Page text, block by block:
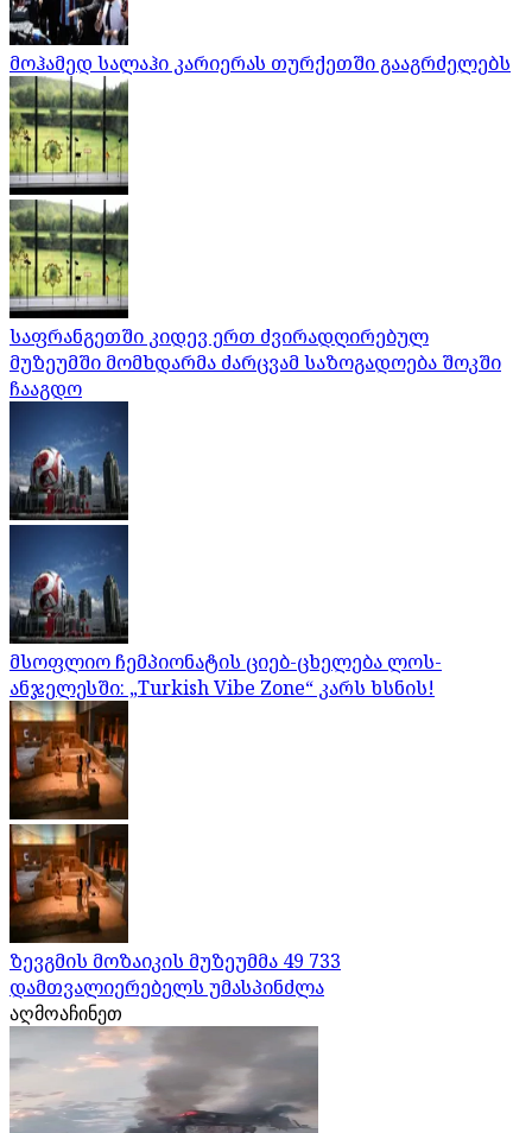
მოჰამედ სალაჰი კარიერას თურქეთში გააგრძელებს
საფრანგეთში კიდევ ერთ ძვირადღირებულ
მუზეუმში მომხდარმა ძარცვამ საზოგადოება შოკში
ჩააგდო
მსოფლიო ჩემპიონატის ციებ-ცხელება ლოს-
ანჯელესში: „Turkish Vibe Zone“ კარს ხსნის!
ზევგმის მოზაიკის მუზეუმმა 49 733
დამთვალიერებელს უმასპინძლა
აღმოაჩინეთ